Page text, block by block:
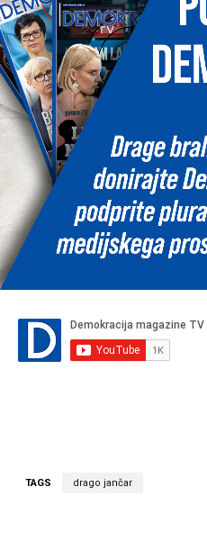
TAGS drago jančar